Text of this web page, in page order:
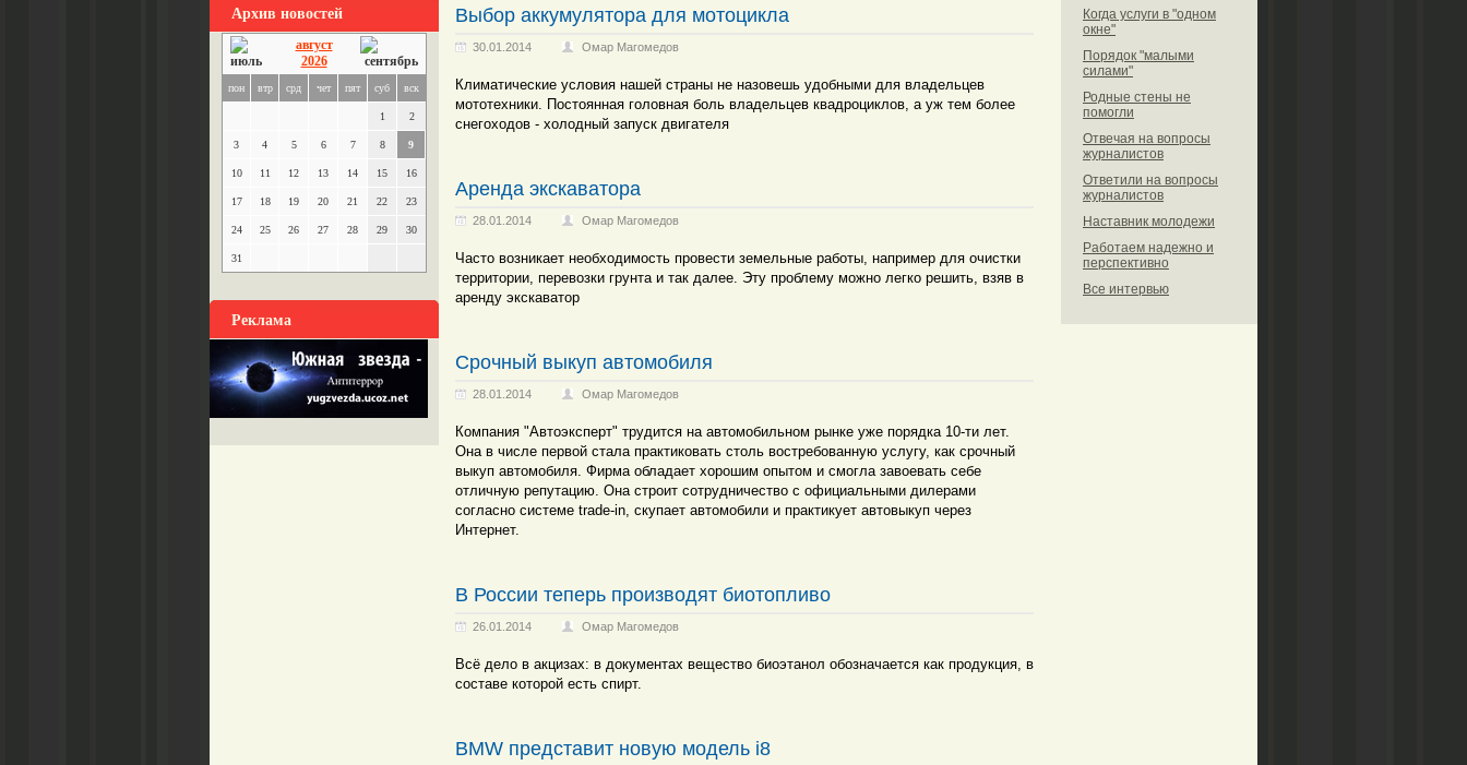
Архив новостей
август
2026
пон втр срд чет пят суб вск
1 2
3 4 5 6 7 8 9
10 11 12 13 14 15 16
17 18 19 20 21 22 23
24 25 26 27 28 29 30
31
Реклама
Выбор аккумулятора для мотоцикла
30.01.2014 Омар Магомедов
Климатические условия нашей страны не назовешь удобными для владельцев
мототехники. Постоянная головная боль владельцев квадроциклов, а уж тем более
снегоходов - холодный запуск двигателя
Аренда экскаватора
28.01.2014 Омар Магомедов
Часто возникает необходимость провести земельные работы, например для очистки
территории, перевозки грунта и так далее. Эту проблему можно легко решить, взяв в
аренду экскаватор
Срочный выкуп автомобиля
28.01.2014 Омар Магомедов
Компания "Автоэксперт" трудится на автомобильном рынке уже порядка 10-ти лет.
Она в числе первой стала практиковать столь востребованную услугу, как срочный
выкуп автомобиля. Фирма обладает хорошим опытом и смогла завоевать себе
отличную репутацию. Она строит сотрудничество с официальными дилерами
согласно системе trade-in, скупает автомобили и практикует автовыкуп через
Интернет.
В России теперь производят биотопливо
26.01.2014 Омар Магомедов
Всё дело в акцизах: в документах вещество биоэтанол обозначается как продукция, в
составе которой есть спирт.
BMW представит новую модель i8
Когда услуги в "одном
окне"
Порядок "малыми
силами"
Родные стены не
помогли
Отвечая на вопросы
журналистов
Ответили на вопросы
журналистов
Наставник молодежи
Работаем надежно и
перспективно
Все интервью